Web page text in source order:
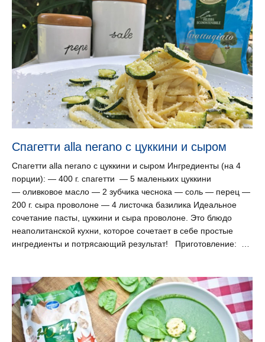
Спагетти alla nerano с цуккини и сыром
Спагетти alla nerano с цуккини и сыром Ингредиенты (на 4
порции): — 400 г. спагетти — 5 маленьких цуккини
— оливковое масло — 2 зубчика чеснока — соль — перец —
200 г. сыра проволоне — 4 листочка базилика Идеальное
сочетание пасты, цуккини и сыра проволоне. Это блюдо
неаполитанской кухни, которое сочетает в себе простые
ингредиенты и потрясающий результат! Приготовление: …